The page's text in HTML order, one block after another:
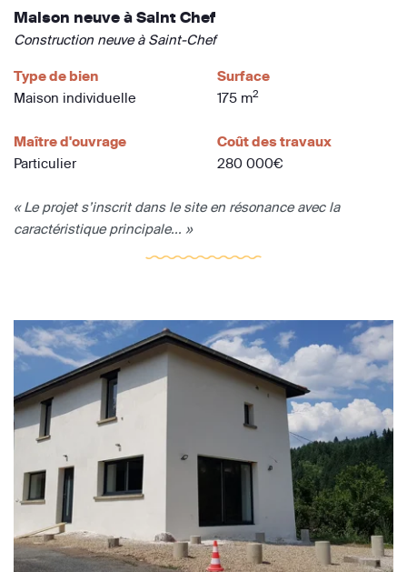
Maison neuve à Saint Chef
Construction neuve à Saint-Chef
Type de bien
Maison individuelle
Surface
175 m2
Maître d'ouvrage
Particulier
Coût des travaux
280 000€
« Le projet s’inscrit dans le site en résonance avec la
caractéristique principale... »